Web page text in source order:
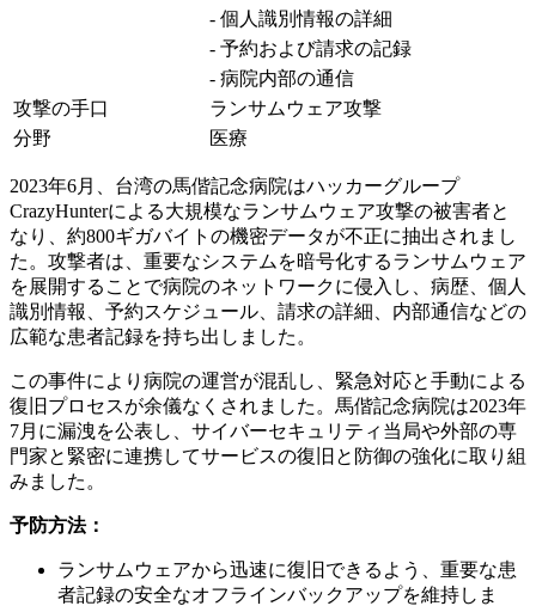
- 個人識別情報の詳細
- 予約および請求の記録
- 病院内部の通信
攻撃の手口
ランサムウェア攻撃
分野
医療
2023年6月、台湾の馬偕記念病院はハッカーグループ
CrazyHunterによる大規模なランサムウェア攻撃の被害者と
なり、約800ギガバイトの機密データが不正に抽出されまし
た。攻撃者は、重要なシステムを暗号化するランサムウェア
を展開することで病院のネットワークに侵入し、病歴、個人
識別情報、予約スケジュール、請求の詳細、内部通信などの
広範な患者記録を持ち出しました。
この事件により病院の運営が混乱し、緊急対応と手動による
復旧プロセスが余儀なくされました。馬偕記念病院は2023年
7月に漏洩を公表し、サイバーセキュリティ当局や外部の専
門家と緊密に連携してサービスの復旧と防御の強化に取り組
みました。
予防方法：
ランサムウェアから迅速に復旧できるよう、重要な患
者記録の安全なオフラインバックアップを維持しま